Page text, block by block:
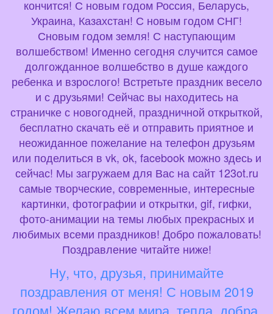
кончится! С новым годом Россия, Беларусь,
Украина, Казахстан! С новым годом СНГ!
Сновым годом земля! С наступающим
волшебством! Именно сегодня случится самое
долгожданное волшебство в душе каждого
ребенка и взрослого! Встретьте праздник весело
и с друзьями! Сейчас вы находитесь на
страничке с новогодней, праздничной открыткой,
бесплатно скачать её и отправить приятное и
неожиданное пожелание на телефон друзьям
или поделиться в vk, ok, facebook можно здесь и
сейчас! Мы загружаем для Вас на сайт 123ot.ru
самые творческие, современные, интересные
картинки, фотографии и открытки, gif, гифки,
фото-анимации на темы любых прекрасных и
любимых всеми праздников! Добро пожаловать!
Поздравление читайте ниже!
Ну, что, друзья, принимайте
поздравления от меня! С новым 2019
годом! Желаю всем мира, тепла, добра,